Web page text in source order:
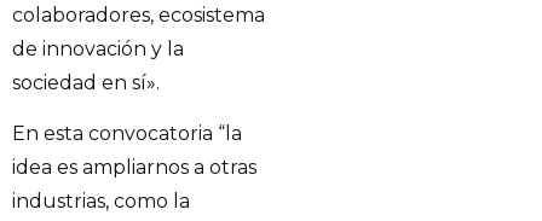
colaboradores, ecosistema
de innovación y la
sociedad en sí».
En esta convocatoria “la
idea es ampliarnos a otras
industrias, como la